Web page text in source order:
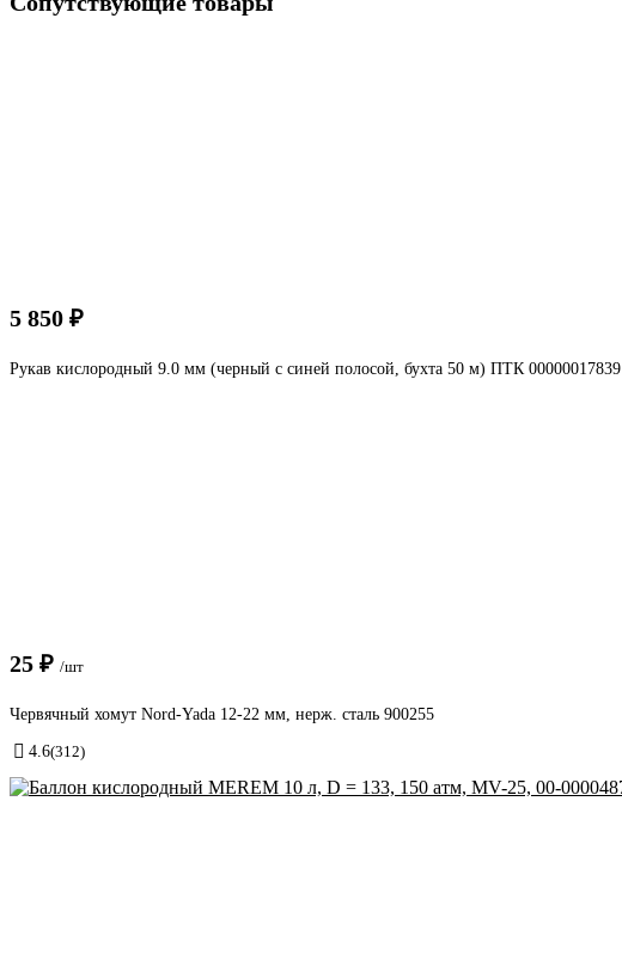
5 850 ₽
Рукав кислородный 9.0 мм (черный с синей полосой, бухта 50 м) ПТК 00000017839
25 ₽ /шт
Червячный хомут Nord-Yada 12-22 мм, нерж. сталь 900255
4.6(312)